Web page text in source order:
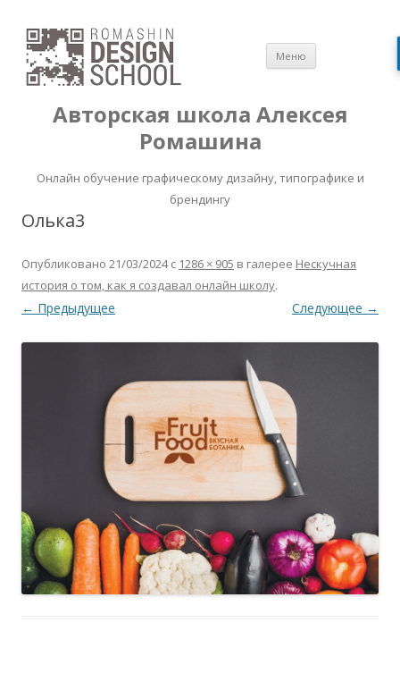
Авторская школа Алексея
Ромашина
Онлайн обучение графическому дизайну, типографике и
брендингу
Меню
содержимому
Олька3
Опубликовано 21/03/2024с 1286 × 905 в галерее Нескучная
история о том, как я создавал онлайн школу.
← Предыдущее Следующее →